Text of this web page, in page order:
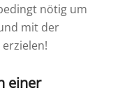
nötig um
mit der
einer